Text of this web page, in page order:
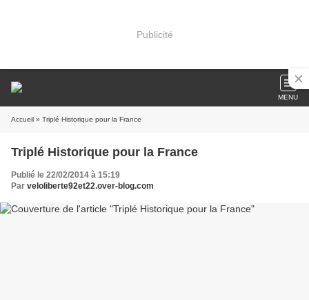
Publicité
MENU
Accueil » Triplé Historique pour la France
Triplé Historique pour la France
Publié le 22/02/2014 à 15:19
Par veloliberte92et22.over-blog.com